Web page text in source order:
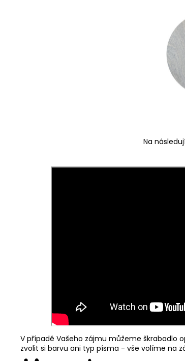
Na
V případě Vašeho zájmu můžeme škrabadlo
zvolit si barvu ani typ písma - vše volíme na